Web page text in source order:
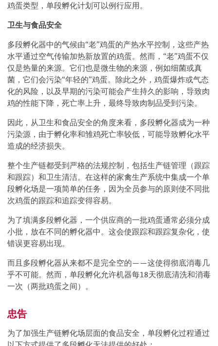
鸡蛋类型，单段孵化计划可以例行应用。
卫生与食品安全
多段孵化器中的气候由“老”鸡蛋的产热水平控制，这些产热
水平通过空气传输加热新放置的鸡蛋。然而，“老”鸡蛋不仅
仅是热量的来源。它们也是微生物的来源，例如细菌或真
菌，它们会污染“年轻的”鸡蛋。除此之外，鸡蛋爆炸或气态
化的风险，以及早期的污染可能会产生持久的影响，导致肉
鸡的性能下降，死亡率上升，最终导致肉制品受到污染。
因此，从卫生和食品安全的角度来看，多段孵化器成为一种
污染源，由于孵化率和雏鸡死亡率较低，可能导致孵化水平
造成的经济损失。
整个生产链都受到严格的法规控制，包括生产链管理（跟踪
和跟踪）和卫生清洁。在这样的家禽生产系统中集成一个单
段孵化场是一项简单的任务，因为全员参与的原则使不同批
次鸡蛋的跟踪和追踪变得容易。
为了填满多段孵化器，一个供应商的一批鸡蛋通常必须分成
小批，放在不同的孵化器中。这会使跟踪和跟踪复杂化，使
错误更容易出现。
而且多段孵化器从来都不是完全空的——这使得彻底消毒几
乎不可能。然而，单段孵化允许机器每18天彻底清洗和消毒
一次（两批鸡蛋之间）。
忠告
为了加强生产链孵化场层面的食品安全，单段孵化过程通过